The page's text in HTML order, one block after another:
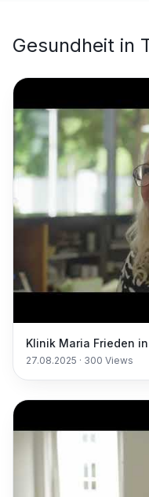
Gesundheit in
Klinik Maria Frieden
27.08.2025 · 300 Views